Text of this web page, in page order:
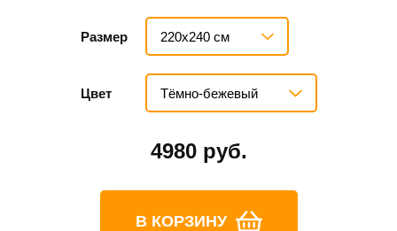
Размер 220х240 см
Цвет Тёмно-бежевый
4980 руб.
В КОРЗИНУ